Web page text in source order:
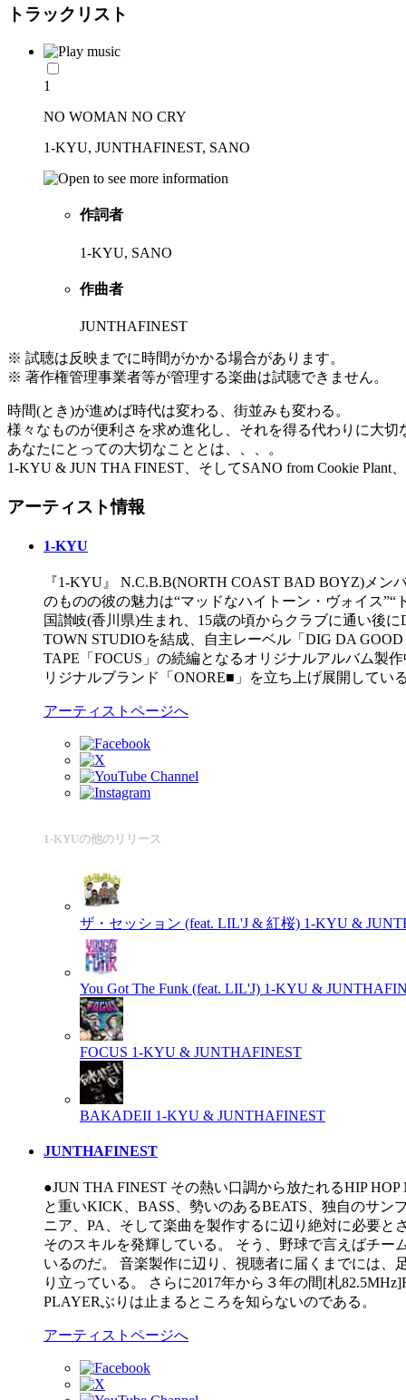
トラックリスト
1
NO WOMAN NO CRY
1-KYU, JUNTHAFINEST, SANO
作詞者
1-KYU, SANO
作曲者
JUNTHAFINEST
※ 試聴は反映までに時間がかかる場合があります。
※ 著作権管理事業者等が管理する楽曲は試聴できません。
時間(とき)が進めば時代は変わる、街並みも変わる。
様々なものが便利さを求め進化し、それを得る代わりに大
あなたにとっての大切なこととは、、、。
1-KYU & JUN THA FINEST、そしてSANO from Cookie
アーティスト情報
1-KYU
『1-KYU』 N.C.B.B(NORTH COAST BAD BOYZ)メ
のものの彼の魅力は“マッドなハイトーン・ヴォイス
国讃岐(香川県)生まれ、15歳の頃からクラブに通い後
TOWN STUDIOを結成、自主レーベル「DIG DA
TAPE「FOCUS」の続編となるオリジナルアルバム製
リジナルブランド「ONORE■」を立ち上げ展開してい
アーティストページへ
1-KYUの他のリリース
ザ・セッション (feat. LIL'J & 紅桜) 1-KYU &
You Got The Funk (feat. LIL'J) 1-KYU &
FOCUS 1-KYU & JUNTHAFINEST
BAKADEII 1-KYU & JUNTHAFINEST
JUNTHAFINEST
●JUN THA FINEST その熱い口調から放たれるHIP
と重いKICK、BASS、勢いのあるBEATS、独自のサン
ニア、PA、そして楽曲を製作するに辺り絶対に必要
そのスキルを発輝している。 そう、野球で言えばチー
いるのだ。 音楽製作に辺り、視聴者に届くまでには
り立っている。 さらに2017年から３年の間[札
PLAYERぶりは止まるところを知らないのである。
アーティストページへ